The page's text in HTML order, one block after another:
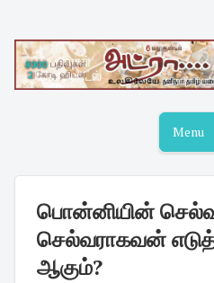
content
Menu
பொன்னியின்
செல்வராகவன்
ஆகும்?